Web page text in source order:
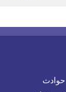
حوادث